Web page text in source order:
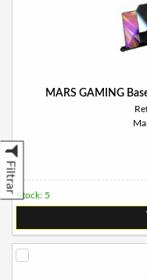
Filtrar
MARS GAMING
Stock: 5